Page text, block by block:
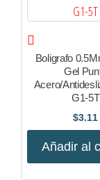
Boligrafo
Gel
Acero/
G1-5T
$3.11
Añadir al